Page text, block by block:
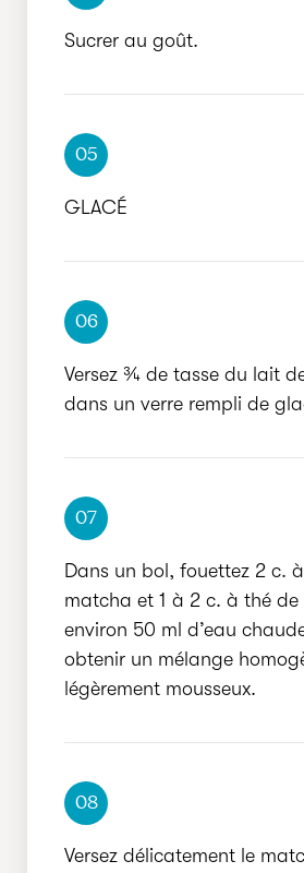
Sucrer au goût.
05
GLACÉ
06
Versez ¾ de tasse du lait
dans un verre rempli de
07
Dans un bol, fouettez 2 c.
matcha et 1 à 2 c. à thé de
environ 50 ml d’eau
obtenir un mélange
légèrement mousseux.
08
Versez délicatement le